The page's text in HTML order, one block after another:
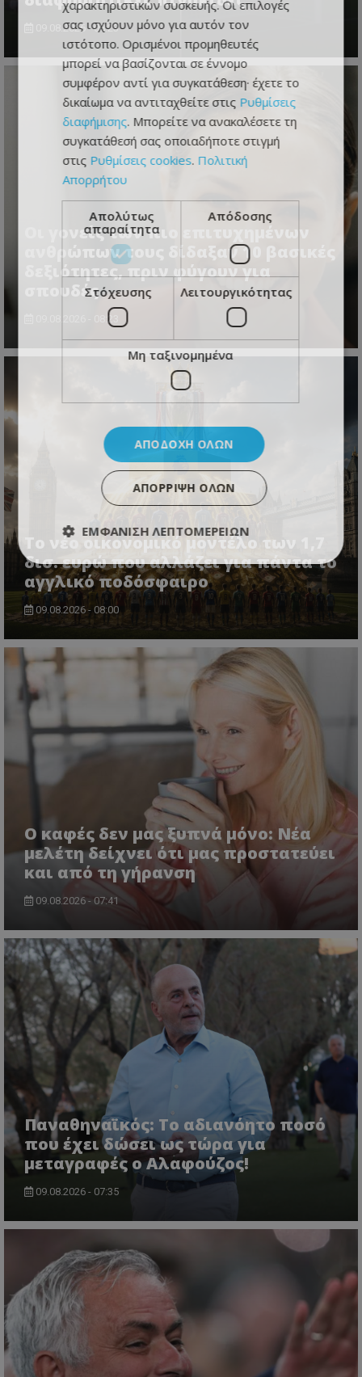
09.08.2026 - 08:23
Οι γονείς των πιο επιτυχημένων
ανθρώπων τους δίδαξαν 10 βασικές
δεξιότητες, πριν φύγουν για
σπουδές
09.08.2026 - 08:23
Το νέο οικονομικό μοντέλο των 1,7
δισ. ευρώ που αλλάζει για πάντα το
αγγλικό ποδόσφαιρο
09.08.2026 - 08:00
Ο καφές δεν μας ξυπνά μόνο: Νέα
μελέτη δείχνει ότι μας προστατεύει
και από τη γήρανση
09.08.2026 - 07:41
Παναθηναϊκός: Το αδιανόητο ποσό
που έχει δώσει ως τώρα για
μεταγραφές ο Αλαφούζος!
09.08.2026 - 07:35
χαρακτηριστικών συσκευής. Οι επιλογές
σας ισχύουν μόνο για αυτόν τον
ιστότοπο. Ορισμένοι προμηθευτές
μπορεί να βασίζονται σε έννομο
συμφέρον αντί για συγκατάθεση· έχετε το
δικαίωμα να αντιταχθείτε στις Ρυθμίσεις
διαφήμισης. Μπορείτε να ανακαλέσετε τη
συγκατάθεσή σας οποιαδήποτε στιγμή
στις Ρυθμίσεις cookies. Πολιτική
Απορρήτου
Απολύτως
απαραίτητα
Απόδοσης
Στόχευσης Λειτουργικότητας
Μη ταξινομημένα
ΑΠΟΔΟΧΉ ΌΛΩΝ
ΑΠΌΡΡΙΨΗ ΌΛΩΝ
ΕΜΦΆΝΙΣΗ ΛΕΠΤΟΜΕΡΕΙΏΝ